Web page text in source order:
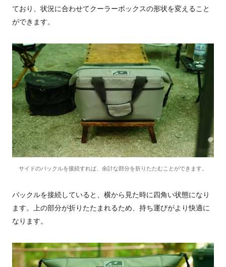
ており、状況に合わせてクーラーボックスの形状を変えること
ができます。
サイドのバックルを接続すれば、余計な部分を折りたたむことができます。
バックルを接続していると、横から見た時に四角い状態になり
ます。上の部分が折りたたまれるため、持ち運びがより快適に
なります。